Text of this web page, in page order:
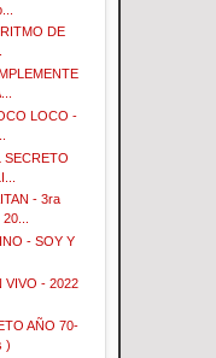
DE
LOCO -
SECRETO
- 3ra
- SOY Y
VIVO - 2022
AÑO 70-
)